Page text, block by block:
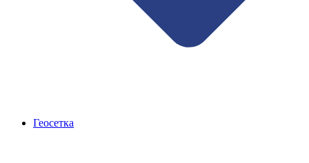
Геосетка